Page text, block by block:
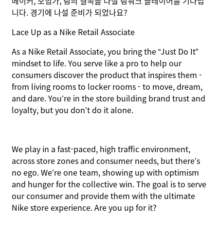
니다. 경기에 나설 준비가 되었나요?
Lace Up as a Nike Retail Associate
As a Nike Retail Associate, you bring the “Just Do It”
mindset to life. You serve like a pro to help our
consumers discover the product that inspires them -
from living rooms to locker rooms - to move, dream,
and dare. You’re in the store building brand trust and
loyalty, but you don’t do it alone.
We play in a fast-paced, high traffic environment,
across store zones and consumer needs, but there’s
no ego. We’re one team, showing up with optimism
and hunger for the collective win. The goal is to serve
our consumer and provide them with the ultimate
Nike store experience. Are you up for it?